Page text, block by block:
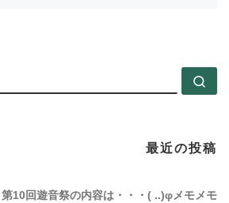
最近の投稿
第10回遊音祭の内容は・・・( ..)φメモメモ